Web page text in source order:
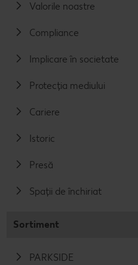
Valorile noastre
Compliance
Implicare în societate
Protecția mediului
Cariere
Istoric
Presă
Spații de închiriat
Sortiment
PARKSIDE